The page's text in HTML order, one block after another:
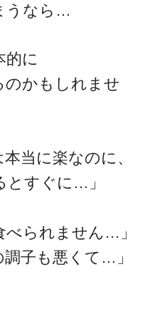
うなら…
的に
のかもしれませ
当に楽なのに、
すぐに…」
られません…」
調子も悪くて…」